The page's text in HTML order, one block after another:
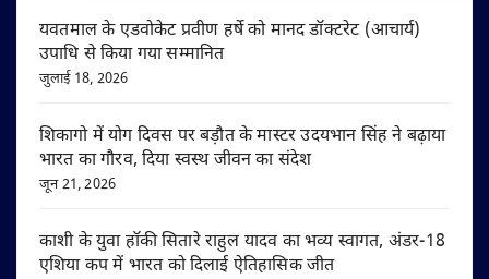
यवतमाल के एडवोकेट प्रवीण हर्षे को मानद डॉक्टरेट (आचार्य)
उपाधि से किया गया सम्मानित
जुलाई 18, 2026
शिकागो में योग दिवस पर बड़ौत के मास्टर उदयभान सिंह ने बढ़ाया
भारत का गौरव, दिया स्वस्थ जीवन का संदेश
जून 21, 2026
काशी के युवा हॉकी सितारे राहुल यादव का भव्य स्वागत, अंडर-18
एशिया कप में भारत को दिलाई ऐतिहासिक जीत